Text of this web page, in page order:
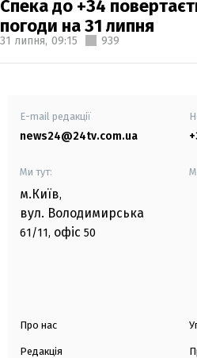
Спека до +34
погоди на 31 липня
31 липня, 09:15 939
E-mail редакції
news24@24tv.com.ua
Ми тут:
м.Київ,
вул. Володимирська
61/11, офіс 50
Про нас
Редакція